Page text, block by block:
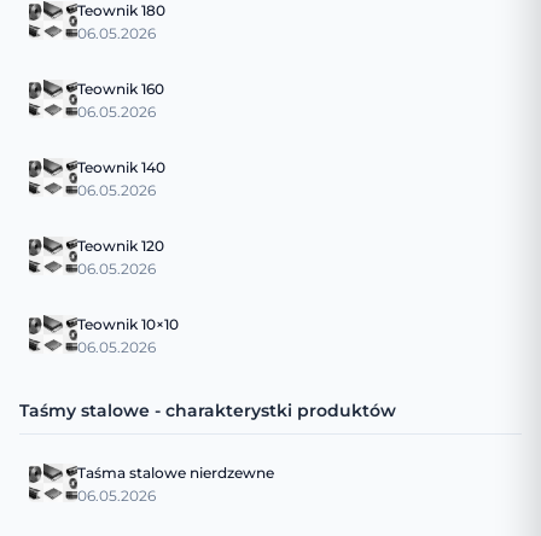
Teownik 180
06.05.2026
Teownik 160
06.05.2026
Teownik 140
06.05.2026
Teownik 120
06.05.2026
Teownik 10×10
06.05.2026
Taśmy stalowe - charakterystki produktów
Taśma stalowe nierdzewne
06.05.2026